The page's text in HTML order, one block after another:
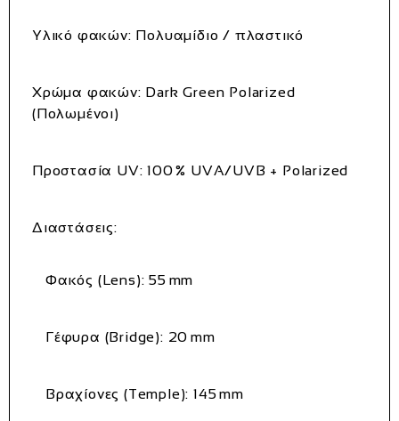
Υλικό φακών: Πολυαμίδιο / πλαστικό
Χρώμα φακών: Dark Green Polarized
(Πολωμένοι)
Προστασία UV: 100 % UVA/UVB + Polarized
Διαστάσεις:
Φακός (Lens): 55 mm
Γέφυρα (Bridge): 20 mm
Βραχίονες (Temple): 145 mm